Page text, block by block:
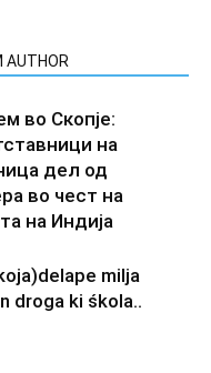
AUTHOR
во Скопје:
на
дел од
во чест на
на Индија
milja
droga ki śkola..